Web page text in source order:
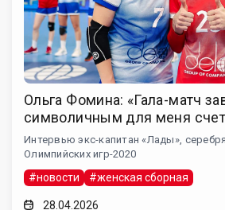
Ольга Фомина: «Гала-матч
символичным для меня
Интервью экс-капитан «Лады»,
Олимпийских игр-2020
#новости #женская сборная
28.04.2026